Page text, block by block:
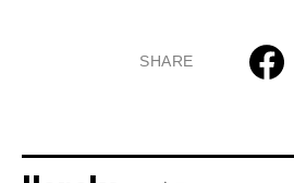
SHARE